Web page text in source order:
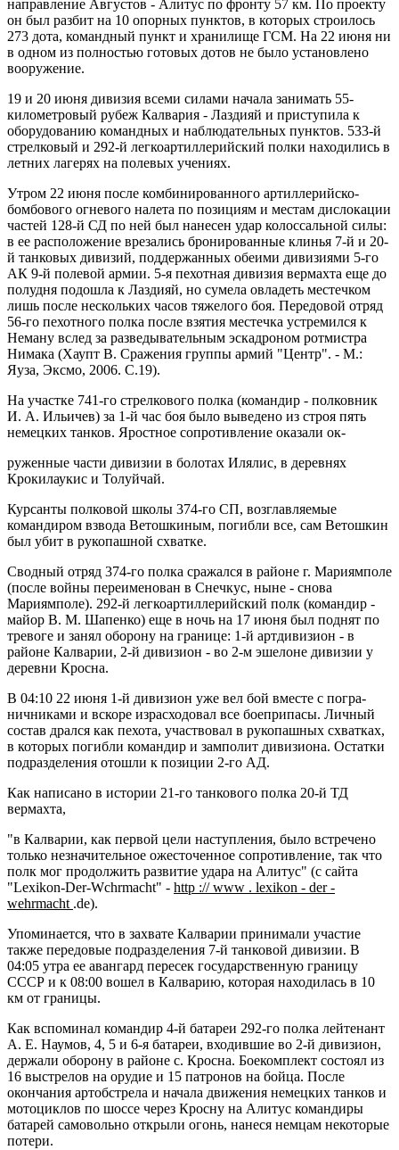
направление Августов - Алитус по фронту 57 км. По проекту
он был разбит на 10 опорных пунктов, в которых строилось
273 дота, командный пункт и хранилище ГСМ. На 22 июня ни
в одном из полностью готовых дотов не было установлено
вооружение.
19 и 20 июня дивизия всеми силами начала занимать 55-
километровый рубеж Калвария - Лаздияй и приступила к
оборудованию командных и наблюдательных пунктов. 533-й
стрелковый и 292-й легкоартиллерийский полки находились в
летних лагерях на полевых учениях.
Утром 22 июня после комбинированного артиллерийско-
бомбового огневого нале­та по позициям и местам дислокации
частей 128-й СД по ней был нанесен удар колоссальной силы:
в ее расположение вре­зались бронированные клинья 7-й и 20-
й танковых дивизий, поддержанных обеими дивизиями 5-го
АК 9-й полевой ар­мии. 5-я пехотная дивизия вермахта еще до
полудня подошла к Лаздияй, но сумела овладеть местечком
лишь после не­скольких часов тяжелого боя. Передовой отряд
56-го пехотно­го полка после взятия местечка устремился к
Неману вслед за разведывательным эскадроном ротмистра
Нимака (Хаупт В. Сражения группы армий "Центр". - М.:
Яуза, Эксмо, 2006. С.19).
На участке 741-го стрелкового полка (командир - пол­ковник
И. А. Ильичев) за 1-й час боя было выведено из строя пять
немецких танков. Яростное сопротивление оказали ок-
руженные части дивизии в болотах Илялис, в деревнях
Крокилаукис и Толуйчай.
Курсанты полковой школы 374-го СП, возглавляемые
командиром взвода Ветошкиным, погибли все, сам Ветошкин
был убит в рукопашной схватке.
Сводный отряд 374-го полка сражался в районе г. Мариямполе
(после войны переименован в Снечкус, ныне - снова
Мариямполе). 292-й легкоартиллерийский полк (командир -
майор В. М. Шапенко) еще в ночь на 17 июня был поднят по
тревоге и занял оборону на границе: 1-й артдивизион - в
районе Калварии, 2-й дивизион - во 2-м эшелоне дивизии у
деревни Кросна.
В 04:10 22 июня 1-й дивизион уже вел бой вместе с погра­
ничниками и вскоре израсходовал все боеприпасы. Личный
состав дрался как пехота, участвовал в рукопашных схватках,
в которых погибли командир и замполит дивизиона. Остатки
подразделения отошли к позиции 2-го АД.
Как написано в ис­тории 21-го танкового полка 20-й ТД
вермахта,
"в Калварии, как первой цели наступления, было встречено
только незна­чительное ожесточенное сопротивление, так что
полк мог продолжить развитие удара на Алитус" (с сайта
"Lexikon-Der-Wchrmacht" - http ://www . lexikon - der-
wehrmacht .de).
Упоми­нается, что в захвате Калварии принимали участие
также пе­редовые подразделения 7-й танковой дивизии. В
04:05 утра ее авангард пересек государственную границу
СССР и к 08:00 вошел в Калварию, которая находилась в 10
км от границы.
Как вспоминал командир 4-й батареи 292-го полка лейтенант
А. Е. Наумов, 4, 5 и 6-я батареи, входившие во 2-й дивизион,
держали оборону в районе с. Кросна. Боекомплект состоял из
16 выстрелов на орудие и 15 патронов на бойца. После
оконча­ния артобстрела и начала движения немецких танков и
мото­циклов по шоссе через Кросну на Алитус командиры
батарей самовольно открыли огонь, нанеся немцам некоторые
поте­ри.